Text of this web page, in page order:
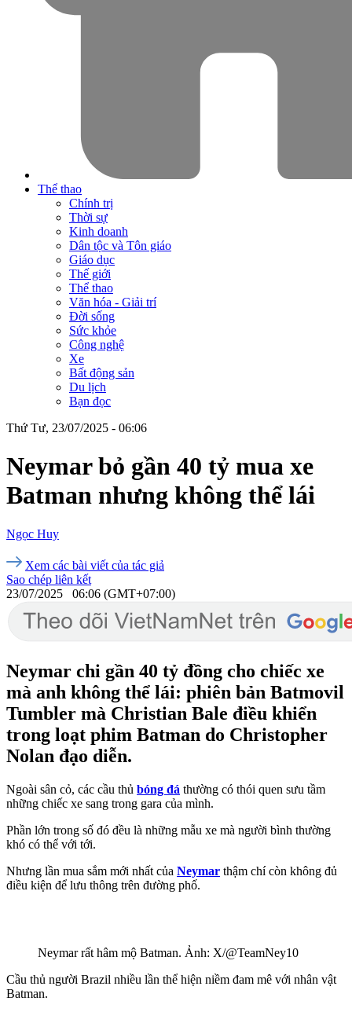
Thể thao
Chính trị
Thời sự
Kinh doanh
Dân tộc và Tôn giáo
Giáo dục
Thế giới
Thể thao
Văn hóa - Giải trí
Đời sống
Sức khỏe
Công nghệ
Xe
Bất động sản
Du lịch
Bạn đọc
Thứ Tư, 23/07/2025 - 06:06
Neymar bỏ gần 40 tỷ mua xe
Batman nhưng không thể lái
Ngọc Huy
Xem các bài viết của tác giả
Sao chép liên kết
23/07/2025 06:06 (GMT+07:00)
Neymar chi gần 40 tỷ đồng cho chiếc xe
mà anh không thể lái: phiên bản Batmovil
Tumbler mà Christian Bale điều khiển
trong loạt phim Batman do Christopher
Nolan đạo diễn.
Ngoài sân cỏ, các cầu thủ bóng đá thường có thói quen sưu tầm
những chiếc xe sang trong gara của mình.
Phần lớn trong số đó đều là những mẫu xe mà người bình thường
khó có thể với tới.
Nhưng lần mua sắm mới nhất của Neymar thậm chí còn không đủ
điều kiện để lưu thông trên đường phố.
Neymar rất hâm mộ Batman. Ảnh: X/@TeamNey10
Cầu thủ người Brazil nhiều lần thể hiện niềm đam mê với nhân vật
Batman.